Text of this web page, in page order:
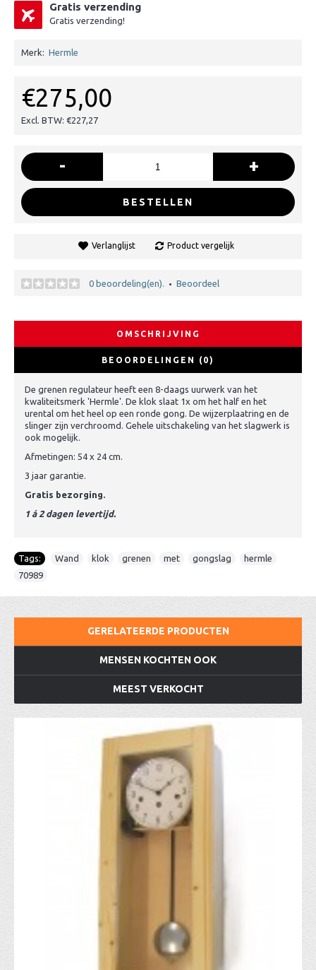
Gratis verzending
Gratis verzending!
Merk: Hermle
€275,00
Excl. BTW: €227,27
- +
BESTELLEN
Verlanglijst Product vergelijk
0 beoordeling(en). • Beoordeel
OMSCHRIJVING
BEOORDELINGEN (0)
De grenen regulateur heeft een 8-daags uurwerk van het
kwaliteitsmerk 'Hermle'. De klok slaat 1x om het half en het
urental om het heel op een ronde gong. De wijzerplaatring en de
slinger zijn verchroomd. Gehele uitschakeling van het slagwerk is
ook mogelijk.
Afmetingen: 54 x 24 cm.
3 jaar garantie.
Gratis bezorging.
1 á 2 dagen levertijd.
Tags: Wand klok grenen met gongslag hermle
70989
GERELATEERDE PRODUCTEN
MENSEN KOCHTEN OOK
MEEST VERKOCHT